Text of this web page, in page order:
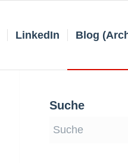
LinkedIn Blog
Suche